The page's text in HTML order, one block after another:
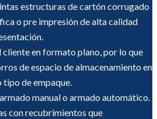
estructuras de cartón corrugado
o pre impresión de alta calidad
cliente en formato plano, por lo que
de espacio de almacenamiento en
de empaque.
manual o armado automático.
con recubrimientos que